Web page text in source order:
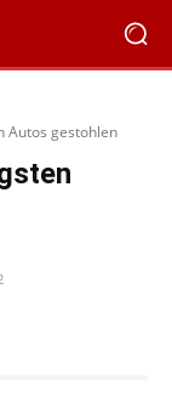
Autos gestohlen